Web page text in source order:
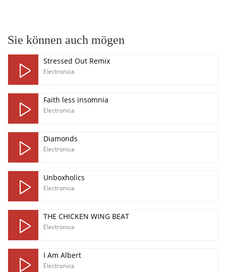
Sie können auch mögen
Stressed Out Remix
Electronica
Faith less insomnia
Electronica
Diamonds
Electronica
Unboxholics
Electronica
THE CHICKEN WING BEAT
Electronica
I Am Albert
Electronica